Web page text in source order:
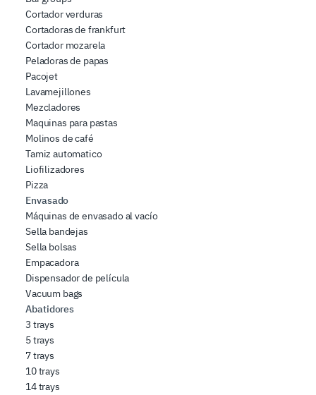
Cortador verduras
Cortadoras de frankfurt
Cortador mozarela
Peladoras de papas
Pacojet
Lavamejillones
Mezcladores
Maquinas para pastas
Molinos de café
Tamiz automatico
Liofilizadores
Pizza
Envasado
Máquinas de envasado al vacío
Sella bandejas
Sella bolsas
Empacadora
Dispensador de película
Vacuum bags
Abatidores
3 trays
5 trays
7 trays
10 trays
14 trays